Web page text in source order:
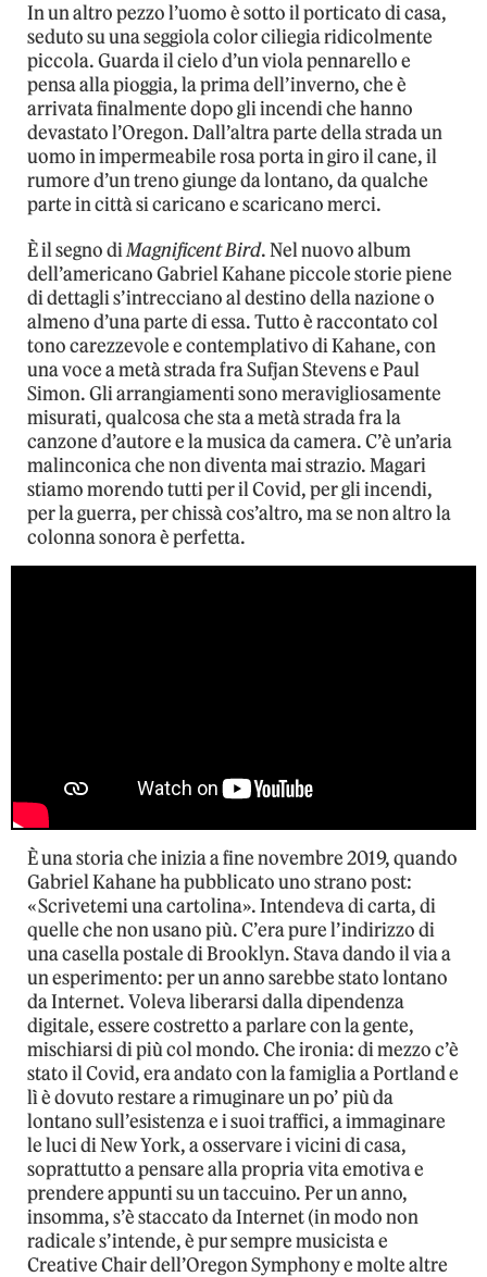
In un altro pezzo l’uomo è sotto il porticato di casa,
seduto su una seggiola color ciliegia ridicolmente
piccola. Guarda il cielo d’un viola pennarello e
pensa alla pioggia, la prima dell’inverno, che è
arrivata finalmente dopo gli incendi che hanno
devastato l’Oregon. Dall’altra parte della strada un
uomo in impermeabile rosa porta in giro il cane, il
rumore d’un treno giunge da lontano, da qualche
parte in città si caricano e scaricano merci.
È il segno diMagnificent Bird. Nel nuovo album
dell’americano Gabriel Kahane piccole storie piene
di dettagli s’intrecciano al destino della nazione o
almeno d’una parte di essa. Tutto è raccontato col
tono carezzevole e contemplativo di Kahane, con
una voce a metà strada fra Sufjan Stevens e Paul
Simon. Gli arrangiamenti sono meravigliosamente
misurati, qualcosa che sta a metà strada fra la
canzone d’autore e la musica da camera. C’è un’aria
malinconica che non diventa mai strazio. Magari
stiamo morendo tutti per il Covid, per gli incendi,
per la guerra, per chissà cos’altro, ma se non altro la
colonna sonora è perfetta.
È una storia che inizia a fine novembre 2019, quando
Gabriel Kahane ha pubblicato uno strano post:
«Scrivetemi una cartolina». Intendeva di carta, di
quelle che non usano più. C’era pure l’indirizzo di
una casella postale di Brooklyn. Stava dando il via a
un esperimento: per un anno sarebbe stato lontano
da Internet. Voleva liberarsi dalla dipendenza
digitale, essere costretto a parlare con la gente,
mischiarsi di più col mondo. Che ironia: di mezzo c’è
stato il Covid, era andato con la famiglia a Portland e
lì è dovuto restare a rimuginare un po’ più da
lontano sull’esistenza e i suoi traffici, a immaginare
le luci di New York, a osservare i vicini di casa,
soprattutto a pensare alla propria vita emotiva e
prendere appunti su un taccuino. Per un anno,
insomma, s’è staccato da Internet (in modo non
radicale s’intende, è pur sempre musicista e
Creative Chair dell’Oregon Symphony e molte altre